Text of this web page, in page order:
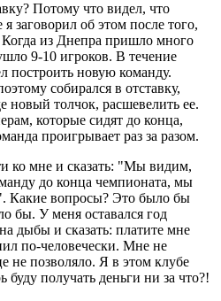
Потому что видел, что
заговорил об этом после того,
из Днепра пришло много
9-10 игроков. В течение
построить новую команду.
собирался в отставку,
новый толчок, расшевелить ее.
которые сидят до конца,
проигрывает раз за разом.
ко мне и сказать: "Мы видим,
до конца чемпионата, мы
Какие вопросы? Это было бы
бы. У меня оставался год
дыбы и сказать: платите мне
по-человечески. Мне не
не позволяло. Я в этом клубе
буду получать деньги ни за что?!